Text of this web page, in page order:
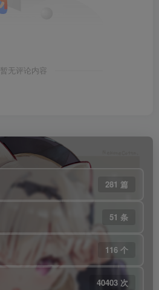
暂无评论内容
281 篇
51 条
116 个
40403 次